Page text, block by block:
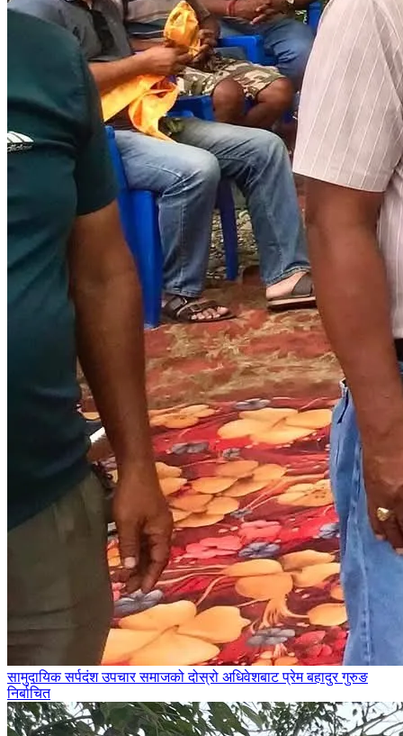
सामुदायिक सर्पदंश उपचार समाजको दोस्रो अधिवेशबाट प्रेम बहादुर गुरुङ
निर्बाचित